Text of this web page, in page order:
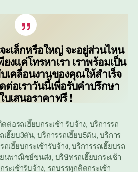
เล็กหรือใหญ่ จะอยู่ส่วนไหน
ยงแค่โทรหาเรา เราพร้อมเป็น
เคลื่อนงานของคุณให้สำเร็จ
ต่อเราวันนี้เพื่อรับคำปรึกษา
บเสนอราคาฟรี !
ดต่อรถเฮี๊ยบกระเช้า รับจ้าง, บริการรถ
เฮี๊ยบ3ตัน,บริการรถเฮี๊ยบ5ตัน,บริการ
ถเฮี๊ยบกระเช้ารับจ้าง,บริการรถเฮี๊ยบรถ
นพาณิชย์ขนส่ง, บริษัทรถเฮี๊ยบกระเช้า
ระเช้ารับจ้าง, รถบรรทุกติดกระเช้า